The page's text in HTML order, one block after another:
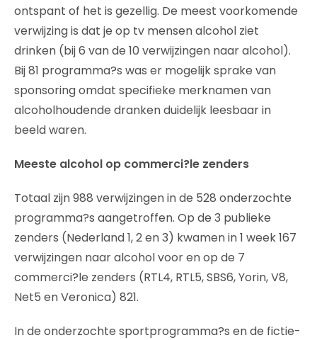
ontspant of het is gezellig. De meest voorkomende
verwijzing is dat je op tv mensen alcohol ziet
drinken (bij 6 van de 10 verwijzingen naar alcohol).
Bij 81 programma?s was er mogelijk sprake van
sponsoring omdat specifieke merknamen van
alcoholhoudende dranken duidelijk leesbaar in
beeld waren.
Meeste alcohol op commerci?le zenders
Totaal zijn 988 verwijzingen in de 528 onderzochte
programma?s aangetroffen. Op de 3 publieke
zenders (Nederland 1, 2 en 3) kwamen in 1 week 167
verwijzingen naar alcohol voor en op de 7
commerci?le zenders (RTL4, RTL5, SBS6, Yorin, V8,
Net5 en Veronica) 821.
In de onderzochte sportprogramma?s en de fictie-